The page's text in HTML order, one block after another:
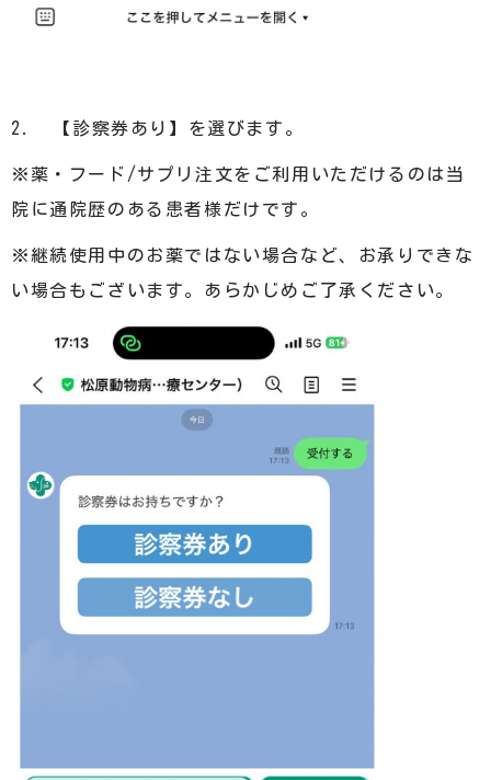
2. 【診察券あり】を選びます。
※薬・フード/サプリ注文をご利用いただけるのは当
院に通院歴のある患者様だけです。
※継続使用中のお薬ではない場合など、お承りできな
い場合もございます。あらかじめご了承ください。